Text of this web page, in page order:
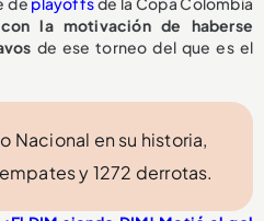
con la motivación de haberse
de ese torneo del que es el
Nacional en su historia,
y 1272 derrotas.